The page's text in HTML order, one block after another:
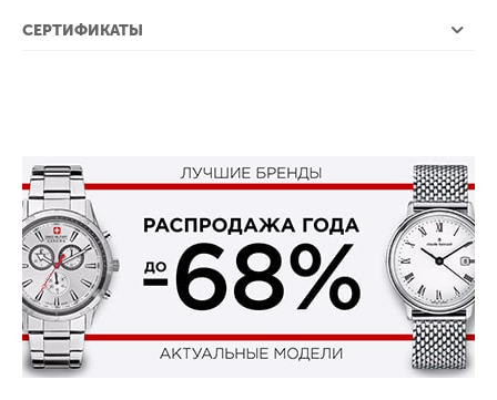
СЕРТИФИКАТЫ